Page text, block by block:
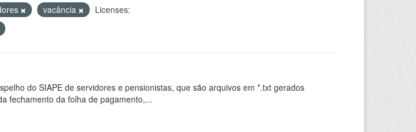
vacância
Licenses:
do SIAPE de servidores e pensionistas, que são arquivos em *.txt gerados
fechamento da folha de pagamento,...